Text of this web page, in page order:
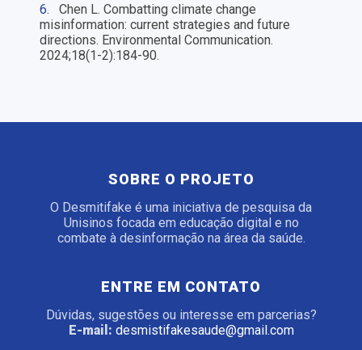
6.
Chen L. Combatting climate change
misinformation: current strategies and future
directions. Environmental Communication.
2024;18(1-2):184-90.
SOBRE O PROJETO
O Desmitifake é uma iniciativa de pesquisa da
Unisinos focada em educação digital e no
combate à desinformação na área da saúde.
ENTRE EM CONTATO
Dúvidas, sugestões ou interesse em parcerias?
E-mail: desmistifakesaude@gmail.com